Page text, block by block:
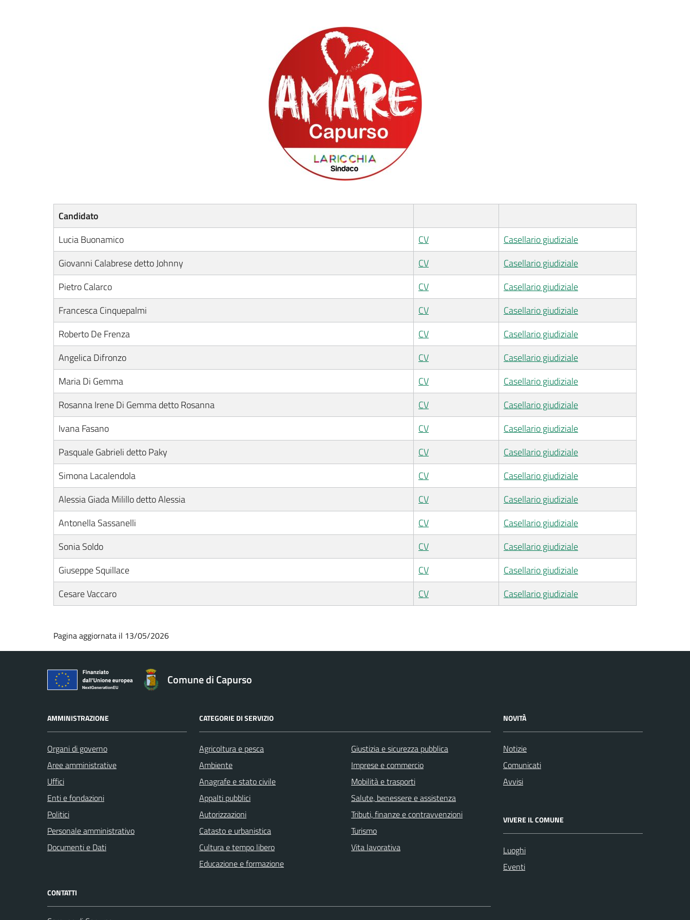
Candidato
Lucia Buonamico
CV
Casellario giudiziale
Giovanni Calabrese detto Johnny
CV
Casellario giudiziale
Pietro Calarco
CV
Casellario giudiziale
Francesca Cinquepalmi
CV
Casellario giudiziale
Roberto De Frenza
CV
Casellario giudiziale
Angelica Difronzo
CV
Casellario giudiziale
Maria Di Gemma
CV
Casellario giudiziale
Rosanna Irene Di Gemma detto Rosanna
CV
Casellario giudiziale
Ivana Fasano
CV
Casellario giudiziale
Pasquale Gabrieli detto Paky
CV
Casellario giudiziale
Simona Lacalendola
CV
Casellario giudiziale
Alessia Giada Milillo detto Alessia
CV
Casellario giudiziale
Antonella Sassanelli
CV
Casellario giudiziale
Sonia Soldo
CV
Casellario giudiziale
Giuseppe Squillace
CV
Casellario giudiziale
Cesare Vaccaro
CV Casellario giudiziale
Pagina aggiornata il 13/05/2026
Comune di Capurso
AMMINISTRAZIONE
Organi di governo
Aree amministrative
Uffici
Enti e fondazioni
Politici
Personale amministrativo
Documenti e Dati
CATEGORIE DI SERVIZIO
Agricoltura e pesca
Ambiente
Anagrafe e stato civile
Appalti pubblici
Autorizzazioni
Catasto e urbanistica
Cultura e tempo libero
Educazione e formazione
Giustizia e sicurezza pubblica
Imprese e commercio
Mobilità e trasporti
Salute, benessere e assistenza
Tributi, finanze e contravvenzioni
Turismo
Vita lavorativa
NOVITÀ
Notizie
Comunicati
Avvisi
VIVERE IL COMUNE
Luoghi
Eventi
CONTATTI